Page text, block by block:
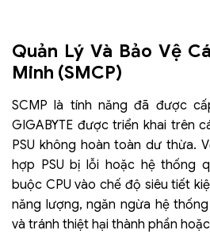
Quản Lý Và Bảo Vệ
Minh (SMCP)
SCMP là tính năng đã được
GIGABYTE được triển khai trên
PSU không hoàn toàn dư thừa.
hợp PSU bị lỗi hoặc hệ thống
buộc CPU vào chế độ siêu tiết
năng lượng, ngăn ngừa hệ
và tránh thiệt hại thành phần